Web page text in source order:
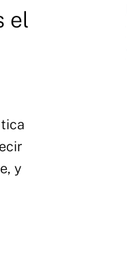
el
y